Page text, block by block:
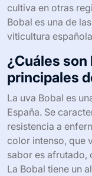
cultiva en otras
Bobal es una de
viticultura
¿Cuáles
principales
La uva Bobal es
España. Se
resistencia a
color intenso, que
sabor es afrutado,
La Bobal tiene un